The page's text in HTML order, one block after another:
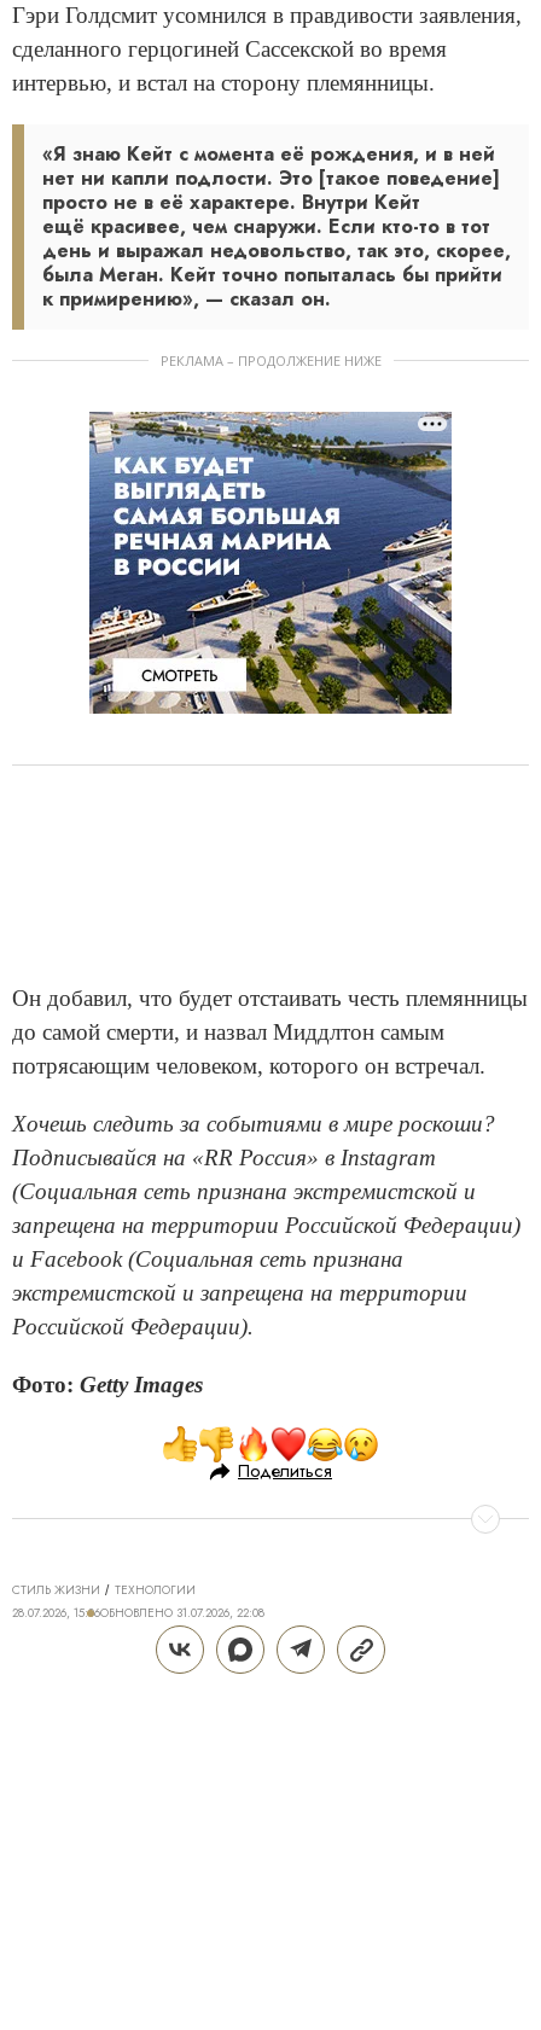
Гэри Голдсмит усомнился в правдивости заявления,
сделанного герцогиней Сассекской во время
интервью, и встал на сторону племянницы.
«Я знаю Кейт с момента её рождения, и в ней
нет ни капли подлости. Это [такое поведение]
просто не в её характере. Внутри Кейт
ещё красивее, чем снаружи. Если кто-то в тот
день и выражал недовольство, так это, скорее,
была Меган. Кейт точно попыталась бы прийти
к примирению», — сказал он.
РЕКЛАМА – ПРОДОЛЖЕНИЕ НИЖЕ
Он добавил, что будет отстаивать честь племянницы
до самой смерти, и назвал Миддлтон самым
потрясающим человеком, которого он встречал.
Хочешь следить за событиями в мире роскоши?
Подписывайся на «RR Россия» в Instagram
(Социальная сеть признана экстремистской и
запрещена на территории Российской Федерации)
и Facebook (Социальная сеть признана
экстремистской и запрещена на территории
Российской Федерации).
Фото: Getty Images
Поделиться
СТИЛЬ ЖИЗНИ
ТЕХНОЛОГИИ
28.07.2026, 15:06ОБНОВЛЕНО 31.07.2026, 22:08
ТЕХНОЛОГИИ DREAME ДЛЯ
ИДЕАЛЬНОГО ДОМА: КАК Z40